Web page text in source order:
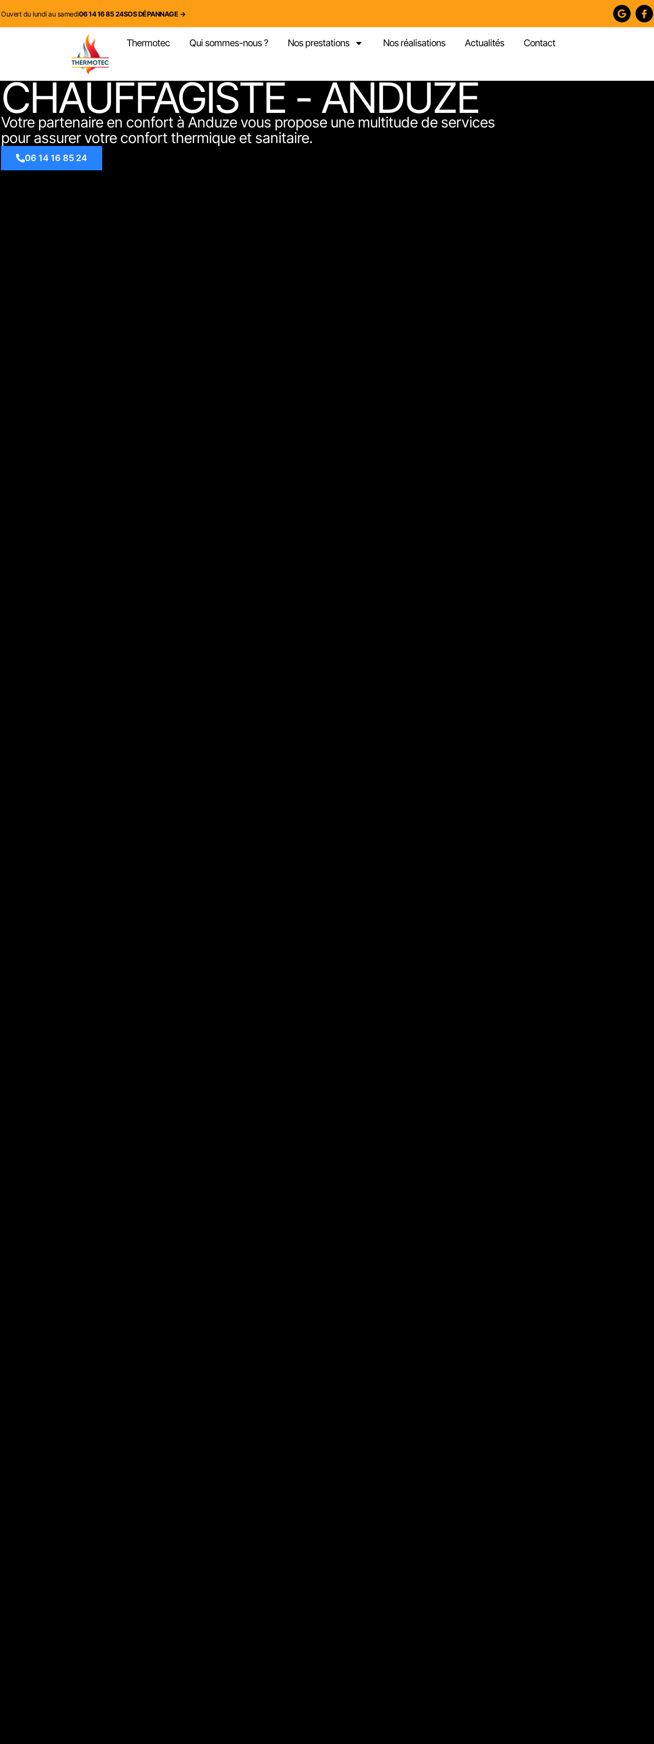
principal
Ouvert du lundi au samedi06 14 16 85 24SOS DÉPANNAGE →
Thermotec Qui sommes-nous ? Nos prestations Nos réalisations Actualités Contact
CHAUFFAGISTE - ANDUZE
Votre partenaire en confort à Anduze vous propose une multitude de services
pour assurer votre confort thermique et sanitaire.
06 14 16 85 24